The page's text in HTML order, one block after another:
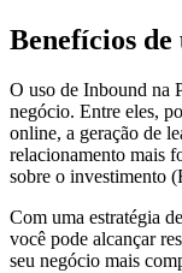
Benefícios
O uso de Inbound na
negócio. Entre eles,
online, a geração de
relacionamento mais
sobre o investimento
Com uma estratégia
você pode alcançar
seu negócio mais